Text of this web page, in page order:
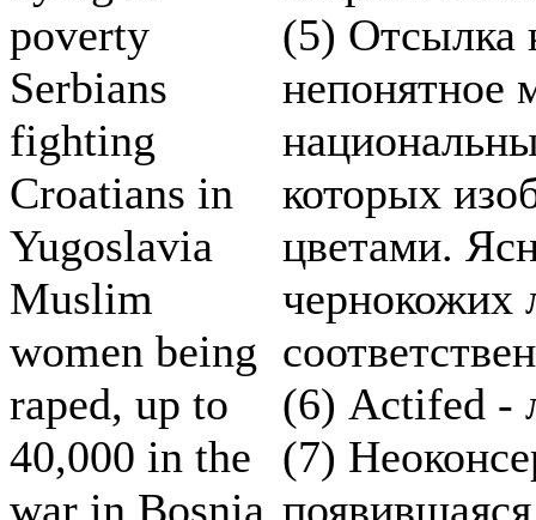
poverty
Serbians
fighting
Croatians in
Yugoslavia
Muslim
women being
raped, up to
40,000 in the
war in Bosnia
(5) Отсылка
непонятное
которых
цветами.
чернокожих
(6) Actifed -
(7)